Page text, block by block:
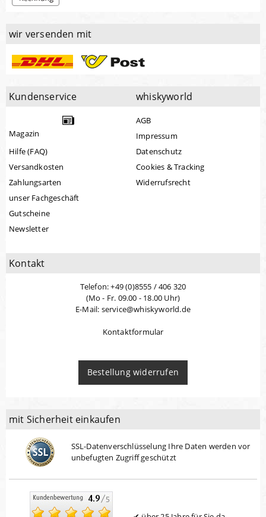
wir versenden mit
Kundenservice
Magazin
Hilfe (FAQ)
Versandkosten
Zahlungsarten
unser Fachgeschäft
Gutscheine
Newsletter
whiskyworld
AGB
Impressum
Datenschutz
Cookies & Tracking
Widerrufsrecht
Kontakt
Telefon: +49 (0)8555 / 406 320
(Mo - Fr. 09.00 - 18.00 Uhr)
E-Mail: service@whiskyworld.de
Kontaktformular
Bestellung widerrufen
mit Sicherheit einkaufen
SSL-Datenverschlüsselung Ihre Daten werden vor
unbefugten Zugriff geschützt